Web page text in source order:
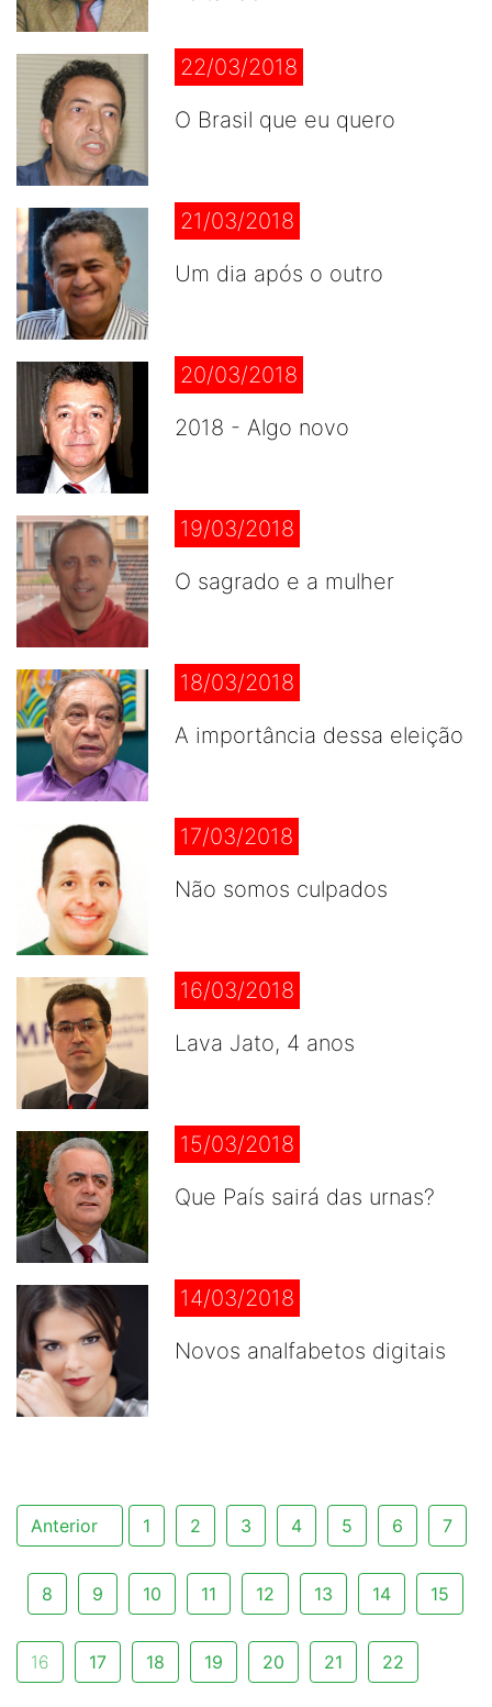
22/03/2018
O Brasil que eu quero
21/03/2018
Um dia após o outro
20/03/2018
2018 - Algo novo
19/03/2018
O sagrado e a mulher
18/03/2018
A importância dessa eleição
17/03/2018
Não somos culpados
16/03/2018
Lava Jato, 4 anos
15/03/2018
Que País sairá das urnas?
14/03/2018
Novos analfabetos digitais
Anterior 1 2 3 4 5 6 7
8 9 10 11 12 13 14 15
16 17 18 19 20 21 22